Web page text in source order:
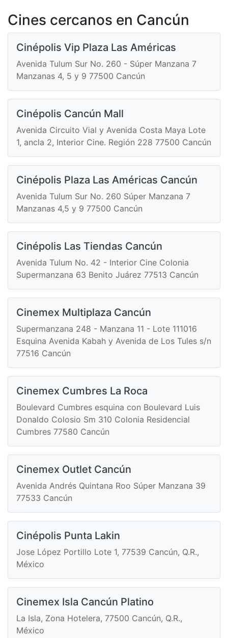
Cines cercanos en Cancún
Cinépolis Vip Plaza Las Américas
Avenida Tulum Sur No. 260 - Súper Manzana 7
Manzanas 4, 5 y 9 77500 Cancún
Cinépolis Cancún Mall
Avenida Circuito Vial y Avenida Costa Maya Lote
1, ancla 2, Interior Cine. Región 228 77500 Cancún
Cinépolis Plaza Las Américas Cancún
Avenida Tulum Sur No. 260 Súper Manzana 7
Manzanas 4,5 y 9 77500 Cancún
Cinépolis Las Tiendas Cancún
Avenida Tulum No. 42 - Interior Cine Colonia
Supermanzana 63 Benito Juárez 77513 Cancún
Cinemex Multiplaza Cancún
Supermanzana 248 - Manzana 11 - Lote 111016
Esquina Avenida Kabah y Avenida de Los Tules s/n
77516 Cancún
Cinemex Cumbres La Roca
Boulevard Cumbres esquina con Boulevard Luis
Donaldo Colosio Sm 310 Colonia Residencial
Cumbres 77580 Cancún
Cinemex Outlet Cancún
Avenida Andrés Quintana Roo Súper Manzana 39
77533 Cancún
Cinépolis Punta Lakin
Jose López Portillo Lote 1, 77539 Cancún, Q.R.,
México
Cinemex Isla Cancún Platino
La Isla, Zona Hotelera, 77500 Cancún, Q.R.,
México